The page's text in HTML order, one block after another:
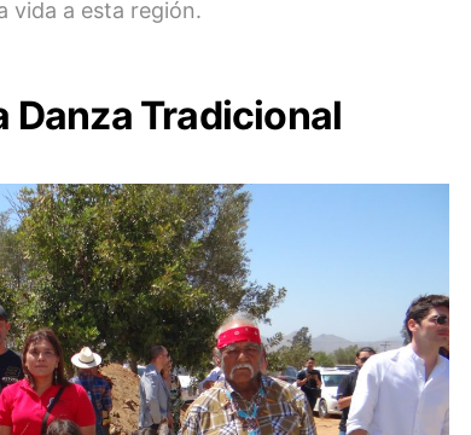
vida a esta región.
Danza Tradicional